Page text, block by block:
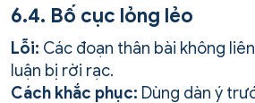
6.4. Bố cục lỏng lẻo
Lỗi: Các đoạn thân bài không
luận bị rời rạc.
Cách khắc phục: Dùng dàn ý